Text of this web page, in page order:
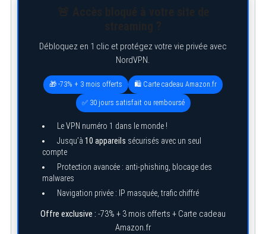
Débloquez en 1 clic et protégez votre vie privée avec
NordVPN.
🎁 -73% + 3 mois offerts 🛍️ Carte cadeau Amazon.fr
✅ 30 jours satisfait ou remboursé
Le VPN numéro 1 dans le monde !
Jusqu’à 10 appareils sécurisés avec un seul
compte
Protection avancée : anti-phishing, blocage des
malwares
Navigation privée : IP masquée, trafic chiffré
Offre exclusive : -73% + 3 mois offerts + Carte cadeau
Amazon.fr